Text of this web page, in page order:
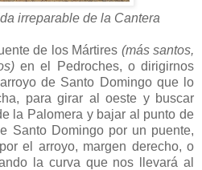
irreparable de la Cantera
de los Mártires (más santos,
en el Pedroches, o dirigirnos
de Santo Domingo que lo
para girar al oeste y buscar
la Palomera y bajar al punto de
Santo Domingo por un puente,
el arroyo, margen derecho, o
la curva que nos llevará al